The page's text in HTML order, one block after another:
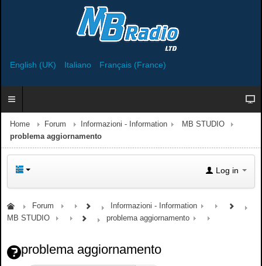
English (UK) Italiano Français (France)
Home Forum Informazioni - Information
MB STUDIO
problema aggiornamento
Log in
Forum
Informazioni - Information
MB STUDIO
problema aggiornamento
problema aggiornamento